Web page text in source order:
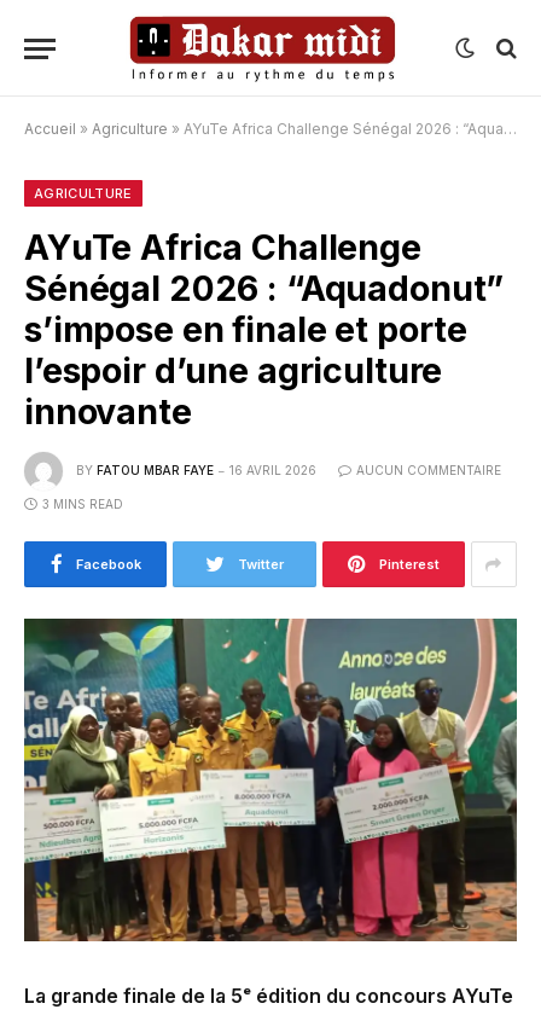
Accueil » Agriculture » AYuTe Africa Challenge Sénégal 2026 : “Aquadonut” s’impose en finale et porte l’espoir d’une agriculture innovante
AGRICULTURE
AYuTe Africa Challenge
Sénégal 2026 : “Aquadonut”
s’impose en finale et porte
l’espoir d’une agriculture
innovante
BY FATOU MBAR FAYE 16 AVRIL 2026 AUCUN COMMENTAIRE
3 MINS READ
Facebook Twitter Pinterest
La grande finale de la 5ᵉ édition du concours AYuTe